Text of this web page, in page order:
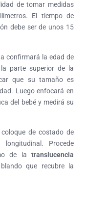
de tomar medidas
El tiempo de
debe ser de unos 15
confirmará la edad de
parte superior de la
que su tamaño es
Luego enfocará en
del bebé y medirá su
de costado de
Procede
de la translucencia
que recubre la